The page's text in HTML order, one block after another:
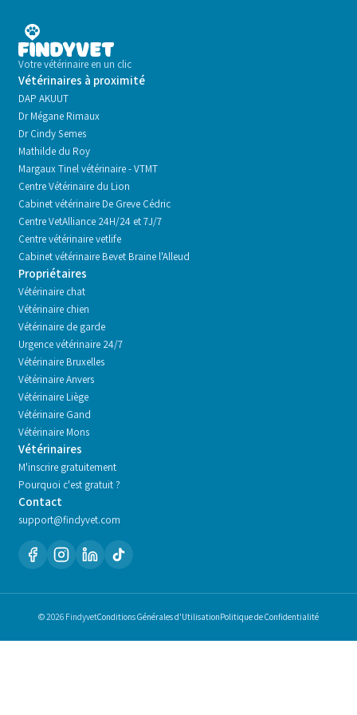
Votre vétérinaire en un clic
Vétérinaires à proximité
DAP AKUUT
Dr Mégane Rimaux
Dr Cindy Semes
Mathilde du Roy
Margaux Tinel vétérinaire - VTMT
Centre Vétérinaire du Lion
Cabinet vétérinaire De Greve Cédric
Centre VetAlliance 24H/24 et 7J/7
Centre vétérinaire vetlife
Cabinet vétérinaire Bevet Braine l'Alleud
Propriétaires
Vétérinaire chat
Vétérinaire chien
Vétérinaire de garde
Urgence vétérinaire 24/7
Vétérinaire Bruxelles
Vétérinaire Anvers
Vétérinaire Liège
Vétérinaire Gand
Vétérinaire Mons
Vétérinaires
M'inscrire gratuitement
Pourquoi c'est gratuit ?
Contact
support@findyvet.com
© 2026 FindyvetConditions Générales d'UtilisationPolitique de Confidentialité